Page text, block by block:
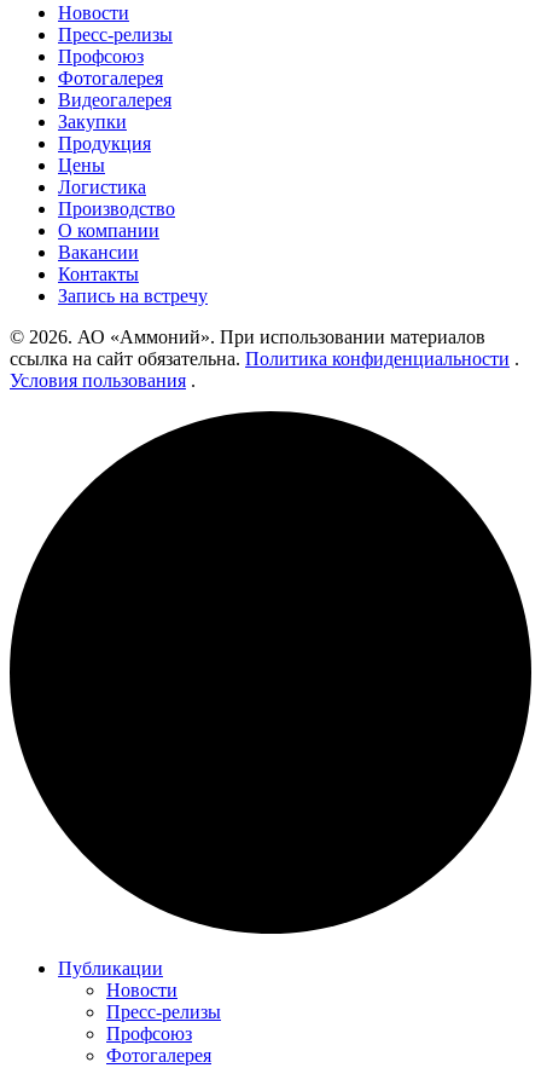
Новости
Пресс-релизы
Профсоюз
Фотогалерея
Видеогалерея
Закупки
Продукция
Цены
Логистика
Производство
О компании
Вакансии
Контакты
Запись на встречу
© 2026. АО «Аммоний». При использовании материалов
ссылка на сайт обязательна. Политика конфиденциальности .
Условия пользования .
Публикации
Новости
Пресс-релизы
Профсоюз
Фотогалерея